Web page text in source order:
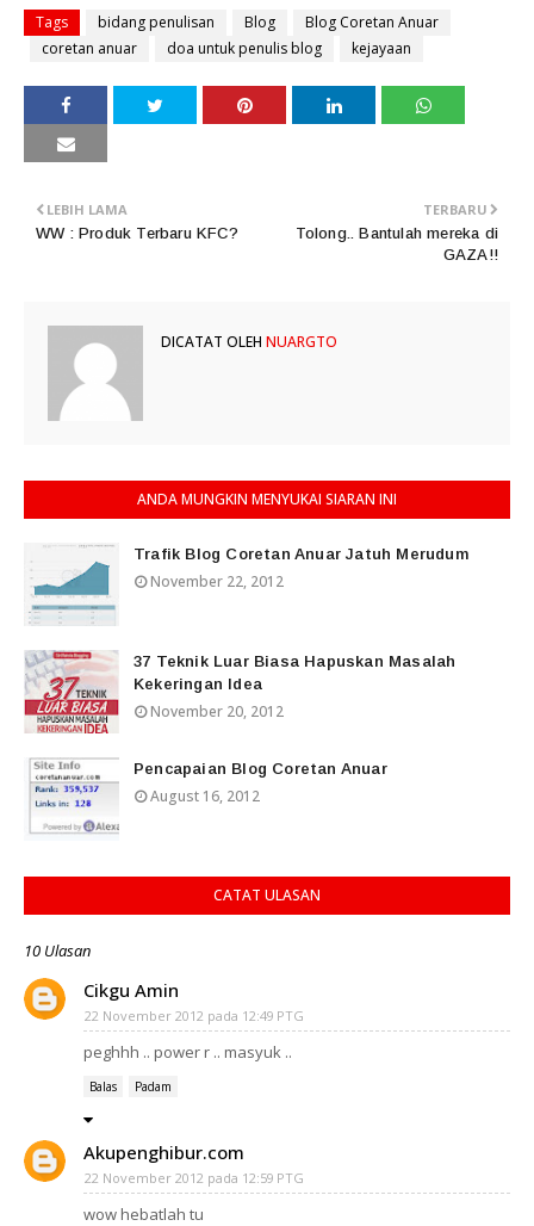
Tags bidang penulisan Blog
Blog Coretan Anuar
coretan anuar
doa untuk penulis blog kejayaan
TERBARU
Tolong.. Bantulah mereka di
GAZA!!
LEBIH LAMA
WW : Produk Terbaru KFC?
DICATAT OLEH NUARGTO
ANDA MUNGKIN MENYUKAI SIARAN INI
Trafik Blog Coretan Anuar Jatuh Merudum
November 22, 2012
37 Teknik Luar Biasa Hapuskan Masalah
Kekeringan Idea
November 20, 2012
Pencapaian Blog Coretan Anuar
August 16, 2012
CATAT ULASAN
10 Ulasan
Cikgu Amin
22 November 2012 pada 12:49 PTG
peghhh .. power r .. masyuk ..
Balas Padam
Akupenghibur.com
22 November 2012 pada 12:59 PTG
wow hebatlah tu